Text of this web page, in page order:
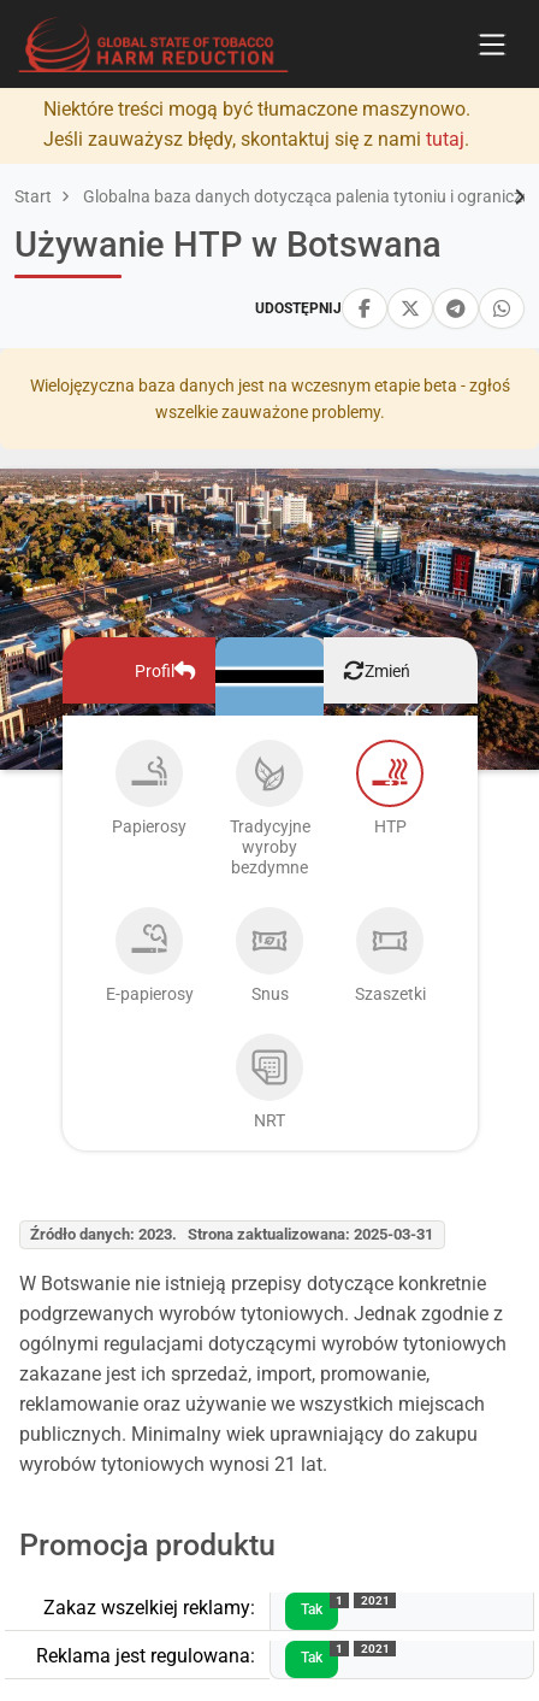
Niektóre treści mogą być tłumaczone maszynowo.
Jeśli zauważysz błędy, skontaktuj się z nami tutaj.
Start Globalna baza danych dotycząca palenia tytoniu i
UDOSTĘPNIJ
Używanie HTP w Botswana
Wielojęzyczna baza danych jest na wczesnym etapie beta - zgłoś
wszelkie zauważone problemy.
Profil Zmień
Papierosy
Tradycyjne
wyroby
bezdymne
HTP
E-papierosy Snus Szaszetki
NRT
Źródło danych: 2023. Strona zaktualizowana: 2025-03-31
W Botswanie nie istnieją przepisy dotyczące konkretnie
podgrzewanych wyrobów tytoniowych. Jednak zgodnie z
ogólnymi regulacjami dotyczącymi wyrobów tytoniowych
zakazane jest ich sprzedaż, import, promowanie,
reklamowanie oraz używanie we wszystkich miejscach
publicznych. Minimalny wiek uprawniający do zakupu
wyrobów tytoniowych wynosi 21 lat.
Promocja produktu
Zakaz wszelkiej reklamy: Tak
1 2021
Reklama jest regulowana: Tak
1 2021